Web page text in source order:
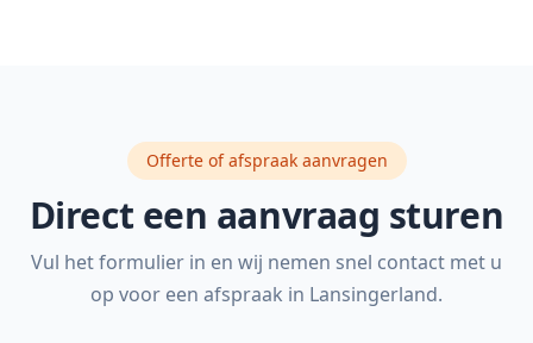
Offerte of afspraak aanvragen
Direct een aanvraag sturen
Vul het formulier in en wij nemen snel contact met u
op voor een afspraak in Lansingerland.